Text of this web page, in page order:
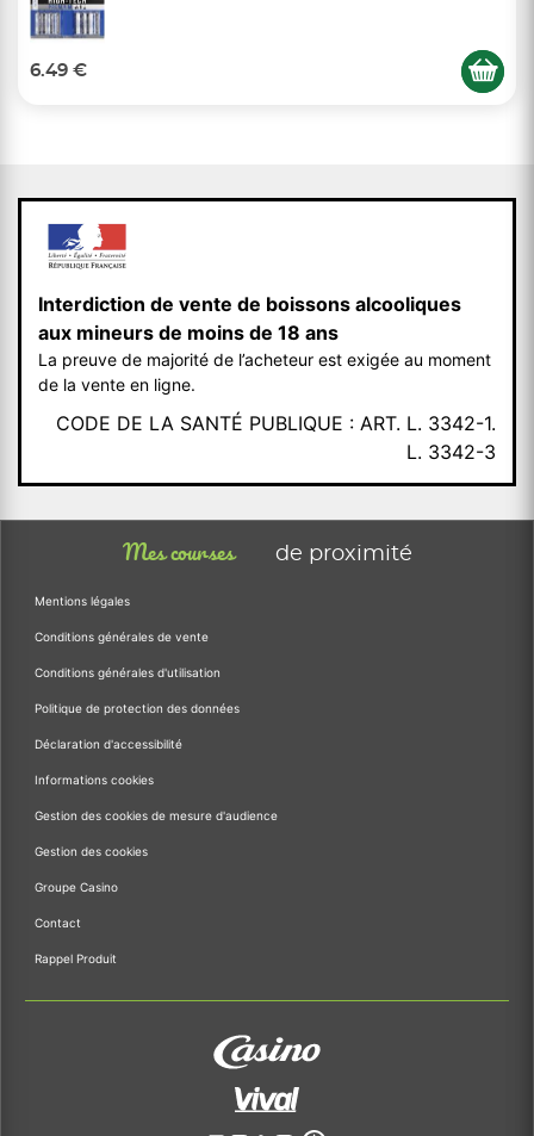
6.49 €
Interdiction de vente de boissons alcooliques
aux mineurs de moins de 18 ans
La preuve de majorité de l’acheteur est exigée au moment
de la vente en ligne.
CODE DE LA SANTÉ PUBLIQUE : ART. L. 3342-1.
L. 3342-3
Mes courses de proximité
Mentions légales
Conditions générales de vente
Conditions générales d'utilisation
Politique de protection des données
Déclaration d'accessibilité
Informations cookies
Gestion des cookies de mesure d'audience
Gestion des cookies
Groupe Casino
Contact
Rappel Produit